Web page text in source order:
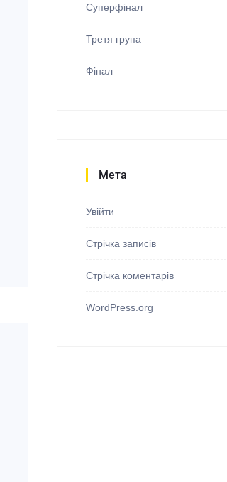
Суперфінал
Третя група
Фінал
Мета
Увійти
Стрічка записів
Стрічка коментарів
WordPress.org